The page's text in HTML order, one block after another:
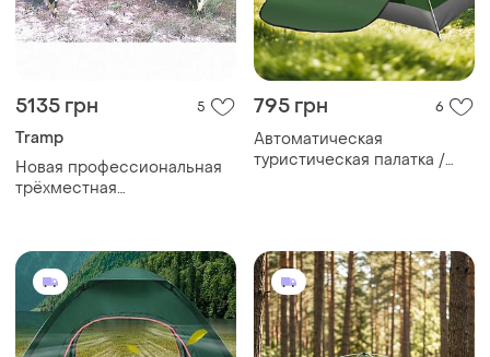
5135 грн 5
Tramp
Новая профессиональная
трёхместная
795 грн 6
Автоматическая
туристическая палатка /